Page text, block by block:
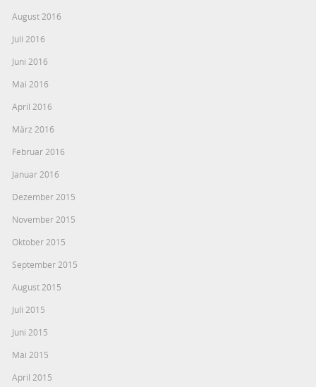
August 2016
Juli 2016
Juni 2016
Mai 2016
April 2016
März 2016
Februar 2016
Januar 2016
Dezember 2015
November 2015
Oktober 2015
September 2015
August 2015
Juli 2015
Juni 2015
Mai 2015
April 2015